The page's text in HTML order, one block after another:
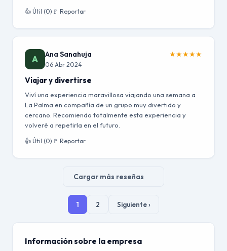
👍 Útil (0) 🚩 Reportar
A Ana Sanahuja
06 Abr 2024
★★★★★
Viajar y divertirse
Viví una experiencia maravillosa viajando una semana a
La Palma en compañía de un grupo muy divertido y
cercano. Recomiendo totalmente esta experiencia y
volveré a repetirla en el futuro.
👍 Útil (0) 🚩 Reportar
Cargar más reseñas
1 2 Siguiente ›
Información sobre la empresa